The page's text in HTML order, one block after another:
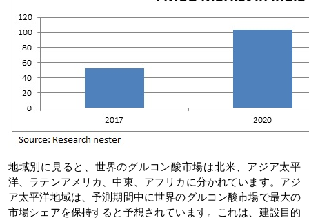
地域別に見ると、世界のグルコン酸市場は北米、アジア太平
洋、ラテンアメリカ、中東、アフリカに分かれています。アジ
ア太平洋地域は、予測期間中に世界のグルコン酸市場で最大の
市場シェアを保持すると予想されています。これは、建設目的